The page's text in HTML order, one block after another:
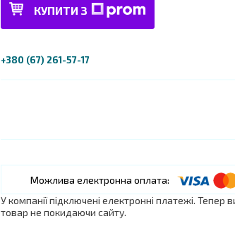
КУПИТИ З
+380 (67) 261-57-17
У компанії підключені електронні платежі.
товар не покидаючи сайту.